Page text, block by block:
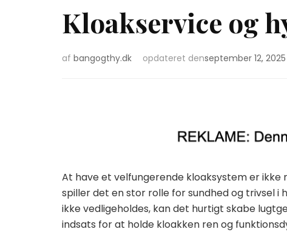
Kloakservice og
af bangogthy.dk opdateret denseptember 12, 2025
At have et velfungerende kloaksystem er
spiller det en stor rolle for sundhed og trivsel i
ikke vedligeholdes, kan det hurtigt skabe
indsats for at holde kloakken ren og